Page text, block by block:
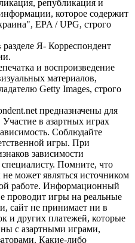
републикация и
которое содержит
EPA / UPG, строго
Я- Корреспондент
и воспроизведение
материалов,
Getty Images, строго
предназначены для
в азартных играх
Соблюдайте
игры. При
зависимости
Помните, что
не может являться источником
работе. Информационный
проводит игры на реальные
сайт не принимает ни в
и других платежей, которые
с азартными играми,
Какие-либо